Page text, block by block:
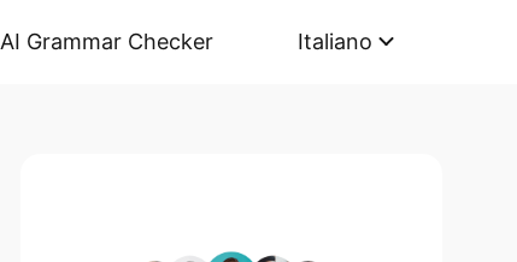
AI Grammar Checker Italiano